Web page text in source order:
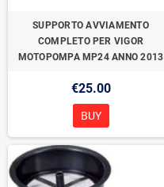
SUPPORTO AVVIAMENTO
COMPLETO PER VIGOR
MOTOPOMPA MP24 ANNO 2013
€25.00
BUY